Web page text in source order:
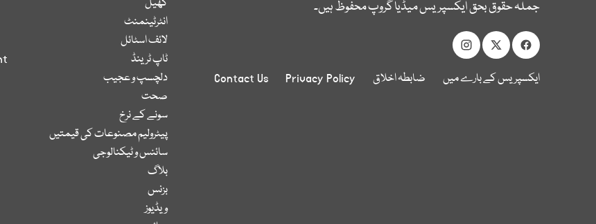
جملہ حقوق بحق ایکسپریس میڈیا گروپ محفوظ ہیں۔
ایکسپریس کے بارے میں ضابطہ اخلاق Privacy Policy
Contact Us
کھیل
انٹرٹینمنٹ
لائف اسٹائل
ٹاپ ٹرینڈ
دلچسپ و عجیب
صحت
سونے کے نرخ
پیٹرولیم مصنوعات کی قیمتیں
سائنس و ٹیکنالوجی
بلاگ
بزنس
ویڈیوز